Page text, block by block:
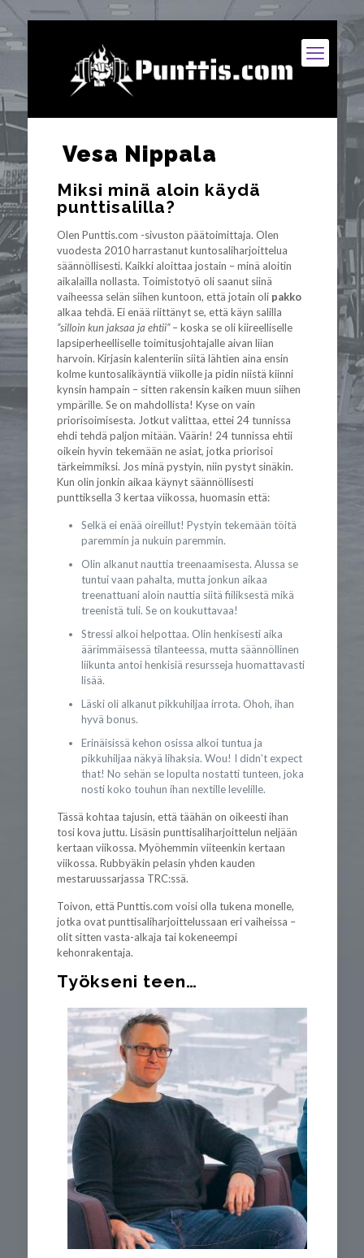
Vesa Nippala
Miksi minä aloin käydä
punttisalilla?
Olen Punttis.com -sivuston päätoimittaja. Olen
vuodesta 2010 harrastanut kuntosaliharjoittelua
säännöllisesti. Kaikki aloittaa jostain – minä aloitin
aikalailla nollasta. Toimistotyö oli saanut siinä
vaiheessa selän siihen kuntoon, että jotain oli pakko
alkaa tehdä. Ei enää riittänyt se, että käyn salilla
”silloin kun jaksaa ja ehtii”– koska se oli kiireelliselle
lapsiperheelliselle toimitusjohtajalle aivan liian
harvoin. Kirjasin kalenteriin siitä lähtien aina ensin
kolme kuntosalikäyntiä viikolle ja pidin niistä kiinni
kynsin hampain – sitten rakensin kaiken muun siihen
ympärille. Se on mahdollista! Kyse on vain
priorisoimisesta. Jotkut valittaa, ettei 24 tunnissa
ehdi tehdä paljon mitään. Väärin! 24 tunnissa ehtii
oikein hyvin tekemään ne asiat, jotka priorisoi
tärkeimmiksi. Jos minä pystyin, niin pystyt sinäkin.
Kun olin jonkin aikaa käynyt säännöllisesti
punttiksella 3 kertaa viikossa, huomasin että:
Selkä ei enää oireillut! Pystyin tekemään töitä
paremmin ja nukuin paremmin.
Olin alkanut nauttia treenaamisesta. Alussa se
tuntui vaan pahalta, mutta jonkun aikaa
treenattuani aloin nauttia siitä fiiliksestä mikä
treenistä tuli. Se on koukuttavaa!
Stressi alkoi helpottaa. Olin henkisesti aika
äärimmäisessä tilanteessa, mutta säännöllinen
liikunta antoi henkisiä resursseja huomattavasti
lisää.
Läski oli alkanut pikkuhiljaa irrota. Ohoh, ihan
hyvä bonus.
Erinäisissä kehon osissa alkoi tuntua ja
pikkuhiljaa näkyä lihaksia. Wou! I didn’t expect
that! No sehän se lopulta nostatti tunteen, joka
nosti koko touhun ihan nextille levelille.
Tässä kohtaa tajusin, että täähän on oikeesti ihan
tosi kova juttu. Lisäsin punttisaliharjoittelun neljään
kertaan viikossa. Myöhemmin viiteenkin kertaan
viikossa. Rubbyäkin pelasin yhden kauden
mestaruussarjassa TRC:ssä.
Toivon, että Punttis.com voisi olla tukena monelle,
jotka ovat punttisaliharjoittelussaan eri vaiheissa –
olit sitten vasta-alkaja tai kokeneempi
kehonrakentaja.
Työkseni teen…